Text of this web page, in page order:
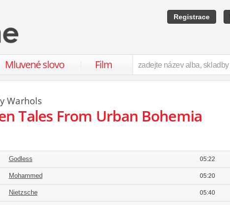
Registrace
Mluvené slovo Film
Warhols
Tales From Urban Bohemia
Godless 05:22
Mohammed 05:20
Nietzsche 05:40